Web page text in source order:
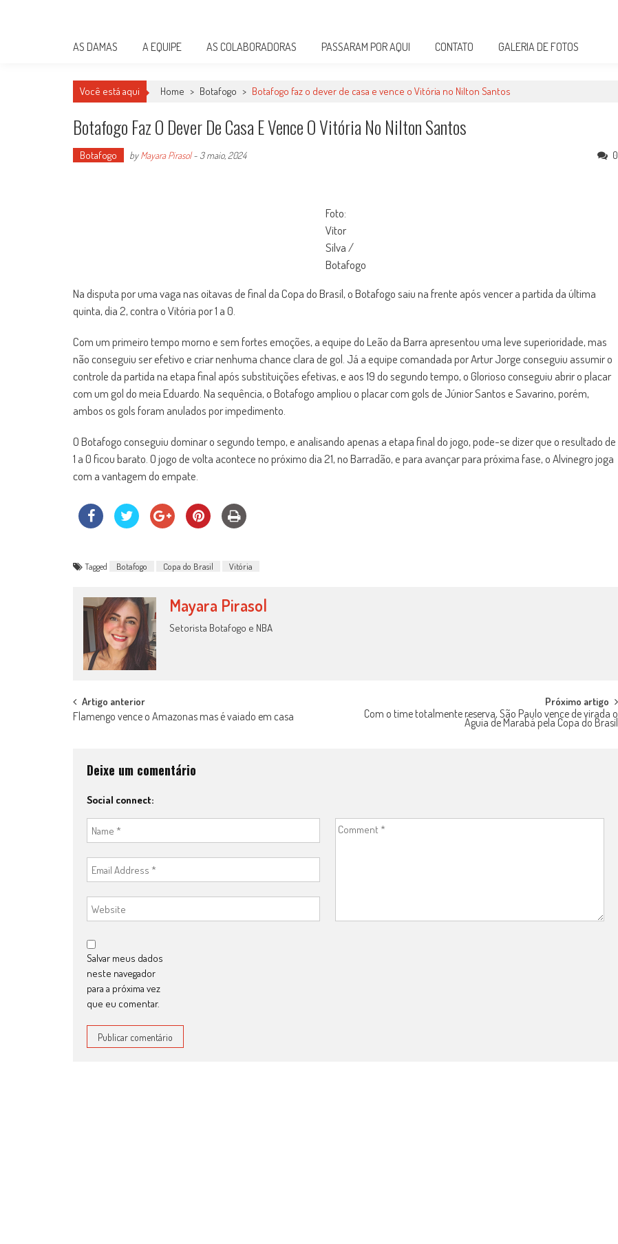
AS DAMAS A EQUIPE AS COLABORADORAS PASSARAM POR AQUI CONTATO GALERIA DE FOTOS
Você está aqui Home > Botafogo > Botafogo faz o dever de casa e vence o Vitória no Nilton Santos
Botafogo Faz O Dever De Casa E Vence O Vitória No Nilton Santos
Botafogo byMayara Pirasol- 3 maio, 2024 0
Foto:
Vitor
Silva /
Botafogo
Na disputa por uma vaga nas oitavas de final da Copa do Brasil, o Botafogo saiu na frente após vencer a partida da última
quinta, dia 2, contra o Vitória por 1 a 0.
Com um primeiro tempo morno e sem fortes emoções, a equipe do Leão da Barra apresentou uma leve superioridade, mas
não conseguiu ser efetivo e criar nenhuma chance clara de gol. Já a equipe comandada por Artur Jorge conseguiu assumir o
controle da partida na etapa final após substituições efetivas, e aos 19 do segundo tempo, o Glorioso conseguiu abrir o placar
com um gol do meia Eduardo. Na sequência, o Botafogo ampliou o placar com gols de Júnior Santos e Savarino, porém,
ambos os gols foram anulados por impedimento.
O Botafogo conseguiu dominar o segundo tempo, e analisando apenas a etapa final do jogo, pode-se dizer que o resultado de
1 a 0 ficou barato. O jogo de volta acontece no próximo dia 21, no Barradão, e para avançar para próxima fase, o Alvinegro joga
com a vantagem do empate.
Tagged Botafogo Copa do Brasil Vitória
Mayara Pirasol
Setorista Botafogo e NBA
Post
navigation
Artigo anterior
Flamengo vence o Amazonas mas é vaiado em casa
Próximo artigo
Com o time totalmente reserva, São Paulo vence de virada o
Águia de Marabá pela Copa do Brasil
Deixe um comentário
Social connect:
Salvar meus dados
neste navegador
para a próxima vez
que eu comentar.